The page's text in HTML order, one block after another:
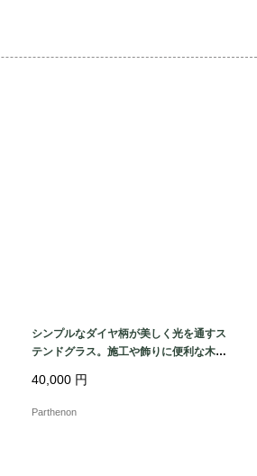
シンプルなダイヤ柄が美しく光を通すス
テンドグラス。施工や飾りに便利な木製
40,000 円
Parthenon